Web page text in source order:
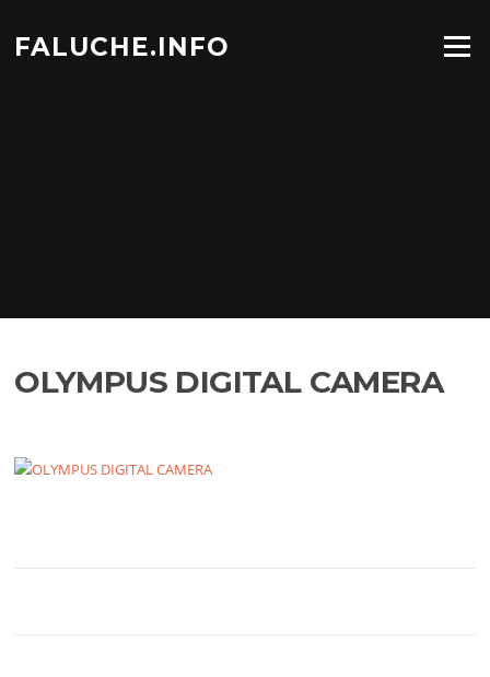
contenu
FALUCHE.INFO Menu
OLYMPUS DIGITAL CAMERA